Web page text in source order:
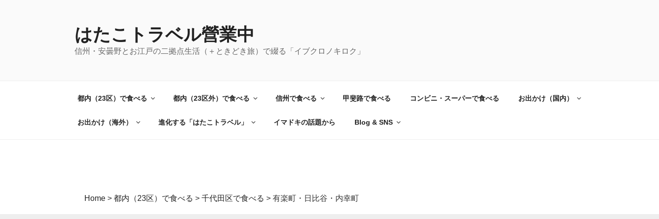
はたこトラベル營業中
信州・安曇野とお江戸の二拠点生活（＋ときどき旅）で綴る「イブクロノキロク」
都内（23区）で食べる 都内（23区外）で食べる 信州で食べる 甲斐路で食べる コンビニ・スーパーで食べる お出かけ（国内）
お出かけ（海外） 進化する「はたこトラベル」 イマドキの話題から Blog & SNS
Home > 都内（23区）で食べる > 千代田区で食べる > 有楽町・日比谷・内幸町